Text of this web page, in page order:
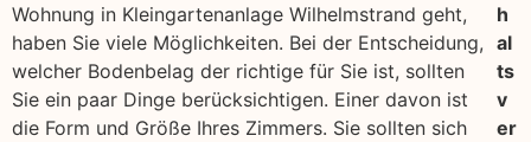
Wohnung in Kleingartenanlage Wilhelmstrand geht,
haben Sie viele Möglichkeiten. Bei der Entscheidung,
welcher Bodenbelag der richtige für Sie ist, sollten
Sie ein paar Dinge berücksichtigen. Einer davon ist
die Form und Größe Ihres Zimmers. Sie sollten sich
h
al
ts
v
er